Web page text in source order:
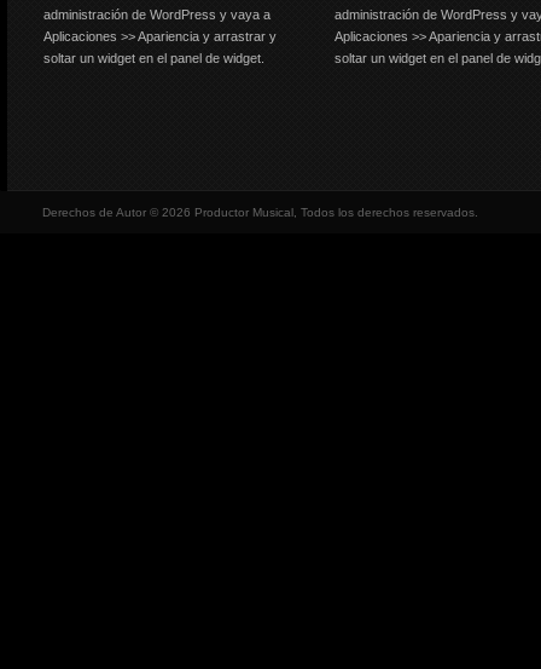
administración de WordPress y vaya a
Aplicaciones >> Apariencia y arrastrar y
soltar un widget en el panel de widget.
administración de WordPress y
Aplicaciones >> Apariencia y
soltar un widget en el panel de
Derechos de Autor © 2026 Productor Musical, Todos los derechos reservados.